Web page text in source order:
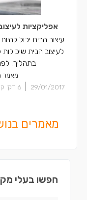
אפליקציות
עיצוב הבית יכול
לעיצוב הבית
בתהליך.
מאמר
29/01/2017
6 דק'
מאמרים
חפשו בעלי